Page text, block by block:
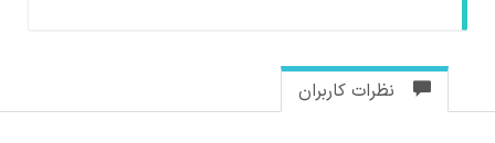
نظرات کاربران